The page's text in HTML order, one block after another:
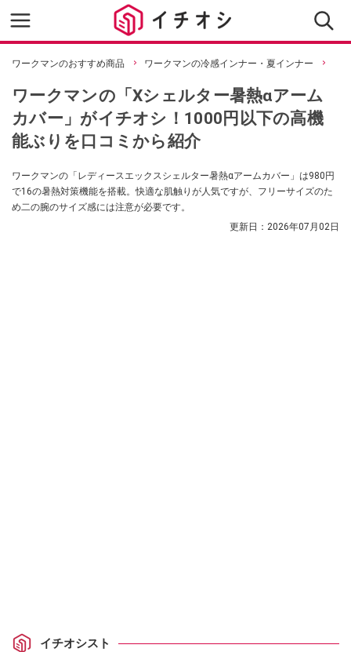
ワークマンのおすすめ商品 ワークマンの冷感インナー・夏インナー
ワークマンの「Xシェルター暑熱αアーム
カバー」がイチオシ！1000円以下の高機
能ぶりを口コミから紹介
ワークマンの「レディースエックスシェルター暑熱αアームカバー」は980円
で16の暑熱対策機能を搭載。快適な肌触りが人気ですが、フリーサイズのた
め二の腕のサイズ感には注意が必要です。
更新日： 2026年07月02日
イチオシスト